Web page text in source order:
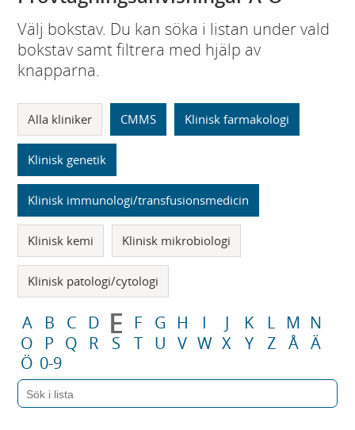
Välj bokstav. Du kan söka i listan under vald
bokstav samt filtrera med hjälp av
knapparna.
Alla kliniker CMMS Klinisk farmakologi
Klinisk genetik
Klinisk immunologi/transfusionsmedicin
Klinisk kemi Klinisk mikrobiologi
Klinisk patologi/cytologi
A B C D E F G H I J K L M N
O
P Q R S T U V W X Y Z Å Ä
Ö 0-9